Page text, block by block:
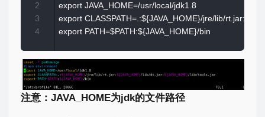
export JAVA_HOME=/usr/local/jdk1.8
export CLASSPATH=.:${JAVA_HOME}/jre/lib/
2
3
4
注意：JAVA_HOME为jdk的文件路径